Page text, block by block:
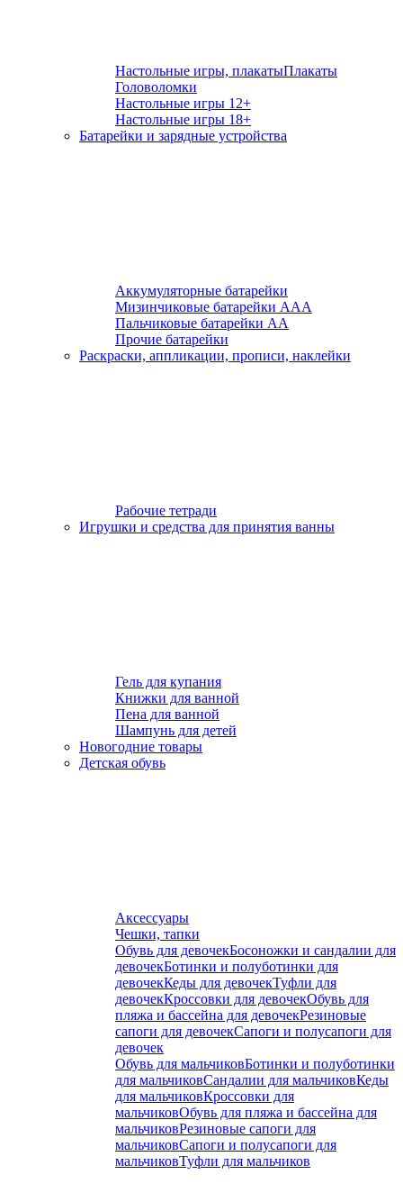
Настольные игры, плакатыПлакаты
Головоломки
Настольные игры 12+
Настольные игры 18+
Батарейки и зарядные устройства
Аккумуляторные батарейки
Мизинчиковые батарейки ААА
Пальчиковые батарейки АА
Прочие батарейки
Раскраски, аппликации, прописи, наклейки
Рабочие тетради
Игрушки и средства для принятия ванны
Гель для купания
Книжки для ванной
Пена для ванной
Шампунь для детей
Новогодние товары
Детская обувь
Аксессуары
Чешки, тапки
Обувь для девочекБосоножки и сандалии для
девочекБотинки и полуботинки для
девочекКеды для девочекТуфли для
девочекКроссовки для девочекОбувь для
пляжа и бассейна для девочекРезиновые
сапоги для девочекСапоги и полусапоги для
девочек
Обувь для мальчиковБотинки и полуботинки
для мальчиковСандалии для мальчиковКеды
для мальчиковКроссовки для
мальчиковОбувь для пляжа и бассейна для
мальчиковРезиновые сапоги для
мальчиковСапоги и полусапоги для
мальчиковТуфли для мальчиков